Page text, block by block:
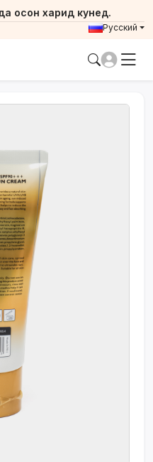
осон харид кунед.
Русский